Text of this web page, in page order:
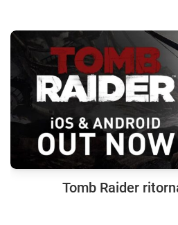
Tomb Raider